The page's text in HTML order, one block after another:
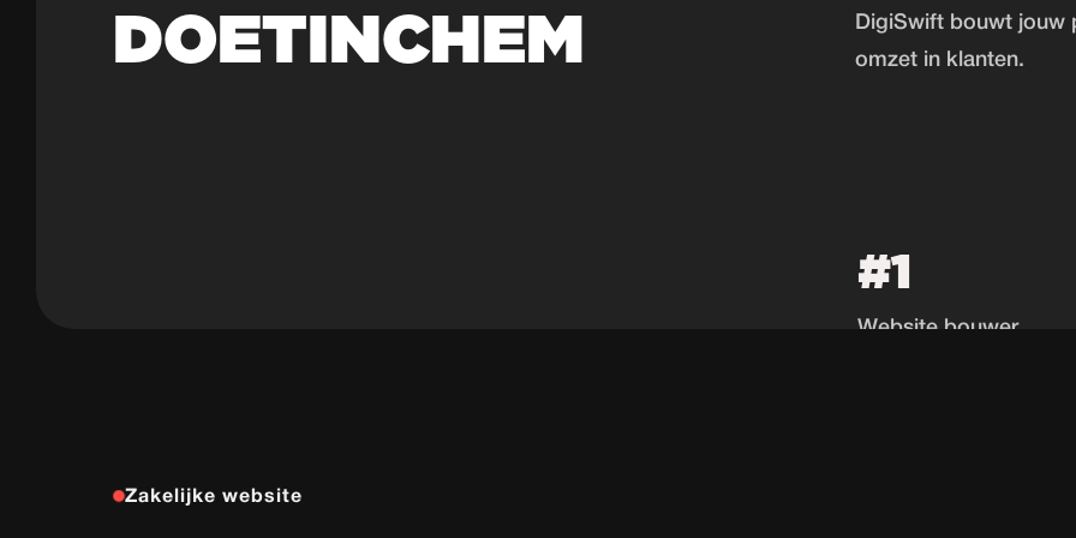
DOETINCHEM
DigiSwift bouwt jouw
omzet in klanten.
#1
Website bouwer
Zakelijke website